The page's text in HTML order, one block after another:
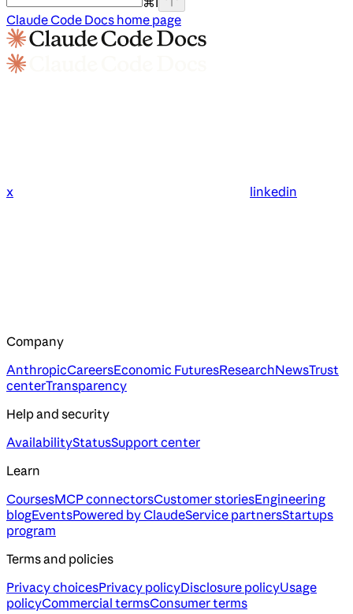
Claude Code Docs home page
x linkedin
Company
AnthropicCareersEconomic FuturesResearchNewsTrust
centerTransparency
Help and security
AvailabilityStatusSupport center
Learn
CoursesMCP connectorsCustomer storiesEngineering
blogEventsPowered by ClaudeService partnersStartups
program
Terms and policies
Privacy choicesPrivacy policyDisclosure policyUsage
policyCommercial termsConsumer terms